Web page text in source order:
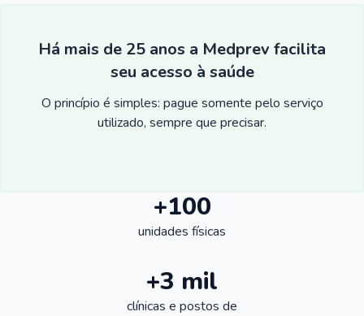
Há mais de 25 anos a Medprev facilita
seu acesso à saúde
O princípio é simples: pague somente pelo serviço
utilizado, sempre que precisar.
+100
unidades físicas
+3 mil
clínicas e postos de